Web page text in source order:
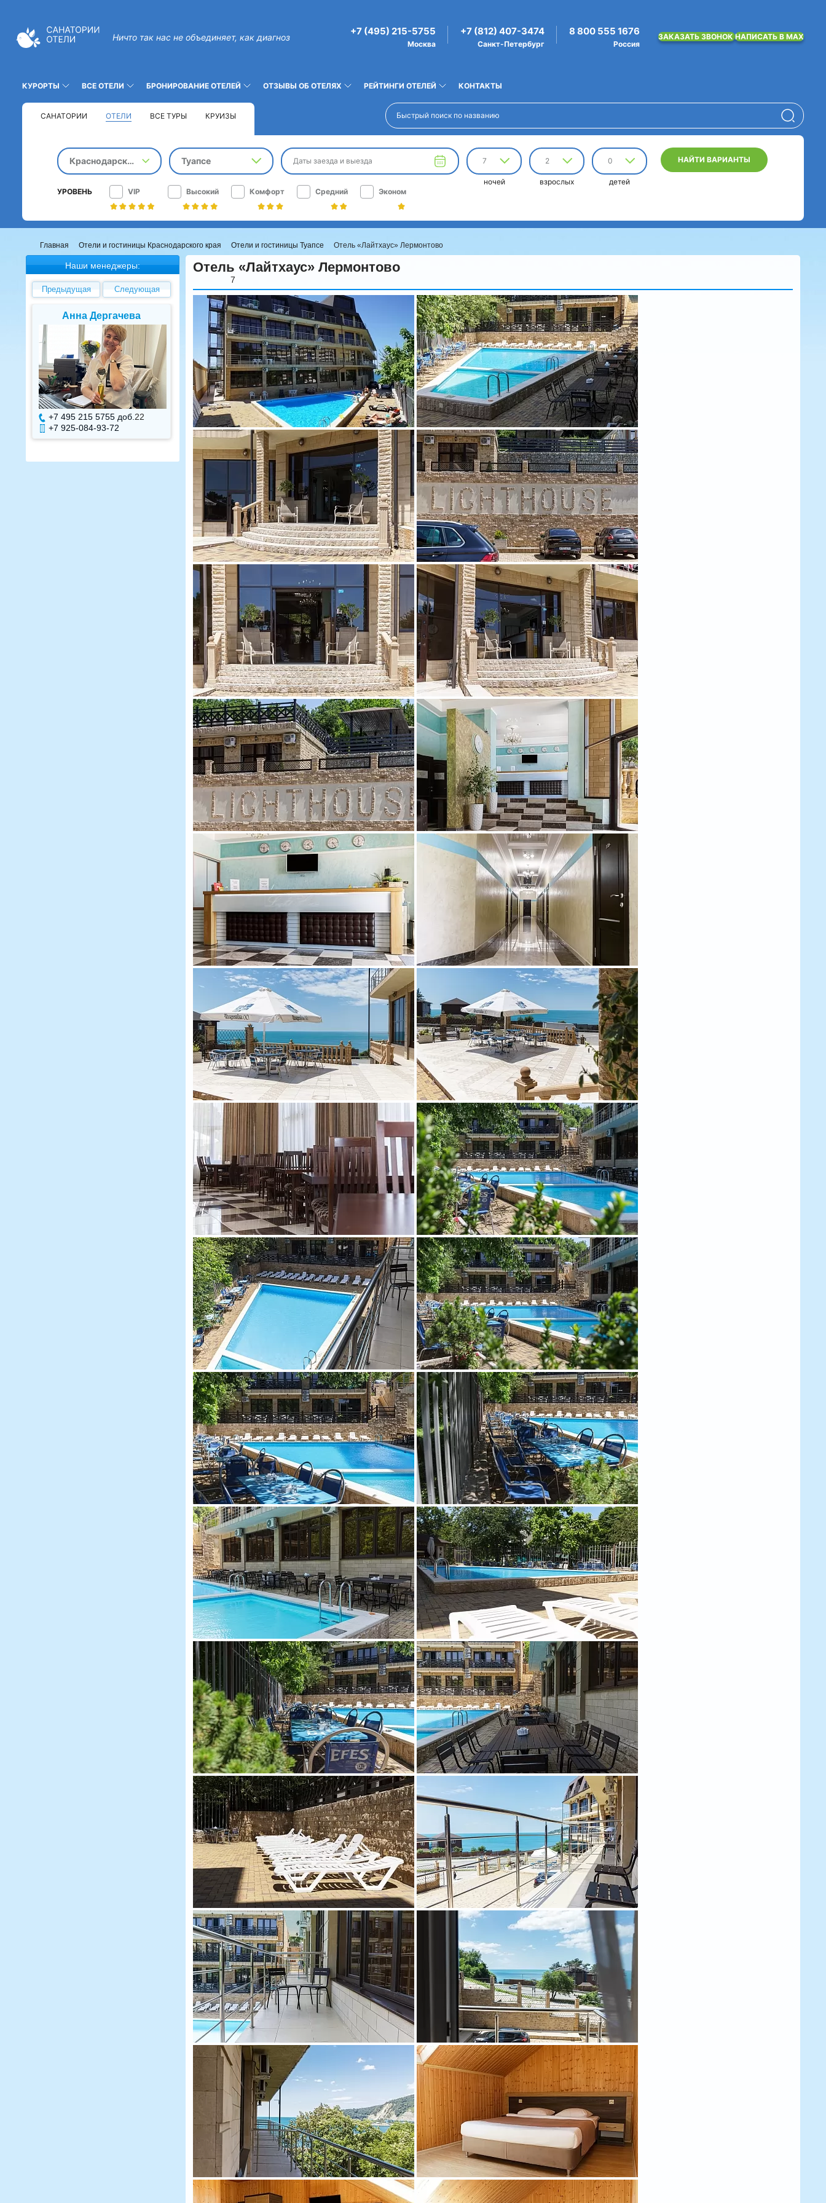
Ничто так нас не объединяет, как диагноз
+7 (495) 215-5755
Москва
+7 (812) 407-3474
Санкт-Петербург
8 800 555 1676
Россия
ЗАКАЗАТЬ ЗВОНОКНАПИСАТЬ В MAX
КУРОРТЫ ВСЕ ОТЕЛИ БРОНИРОВАНИЕ ОТЕЛЕЙ ОТЗЫВЫ ОБ ОТЕЛЯХ РЕЙТИНГИ ОТЕЛЕЙ КОНТАКТЫ
САНАТОРИИ ОТЕЛИ ВСЕ ТУРЫ КРУИЗЫ
Краснодарский край Туапсе Даты заезда и выезда 7
ночей
2
взрослых
0
детей
НАЙТИ ВАРИАНТЫ
УРОВЕНЬ VIP Высокий Комфорт Средний Эконом
Главная Отели и гостиницы Краснодарского края Отели и гостиницы Туапсе Отель «Лайтхаус» Лермонтово
Наши менеджеры:
Предыдущая Следующая
Елена Валуева
+7 495 215 5755 доб. 7
+7 925-084-93-71
Светлана Гарбузова
+7 495 215 5755 доб.2
+7 925-084-93-70
Александр
+7 495 215 5755 доб.5
+7 925-903-05-93
Отель «Лайтхаус» Лермонтово
7